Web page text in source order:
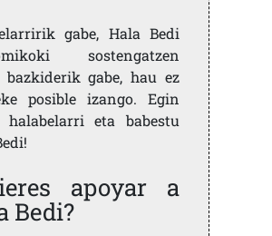
gabe, Hala Bedi
sostengatzen
bazkiderik gabe, hau ez
posible izango. Egin
halabelarri eta babestu
apoyar a
Bedi?